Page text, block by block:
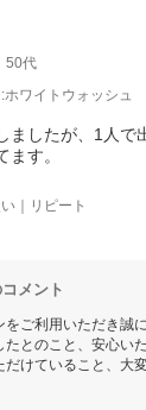
50代
ワイトウォッシュ
ましたが、1人で
ます。
｜リピート
メント
をご利用いただき誠
たとのこと、安心い
けていること、大
り添った商品・サー